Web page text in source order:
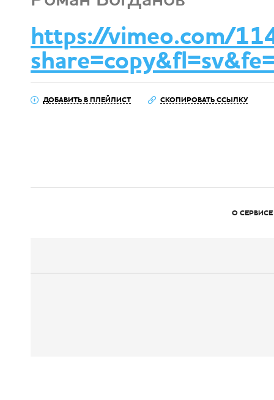
https://vimeo.com/
ДОБАВИТЬ В ПЛЕЙЛИСТ СКОПИРОВАТЬ ССЫЛКУ
О СЕРВИСЕ